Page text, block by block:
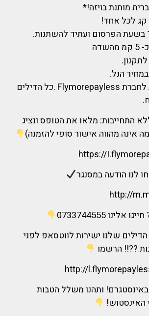
מותנת בויזה!*
הנל.
כל הזכויות שמורות לחברת Flymorepayless .כל הדילים
התחייבות: מלאו את הטופס ונציג
אינה מהווה אישור סופי להזמנה)
https://
לנו הודעה במסנגר
http://
0733744555
שלנו ישירות לווטסאפ לפני
??!! הרשמו
http://
ותהנו משלל הטבות
האינסטוש!